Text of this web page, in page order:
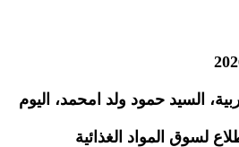
السيد حمود ولد امحمد، اليوم
لسوق المواد الغذائية